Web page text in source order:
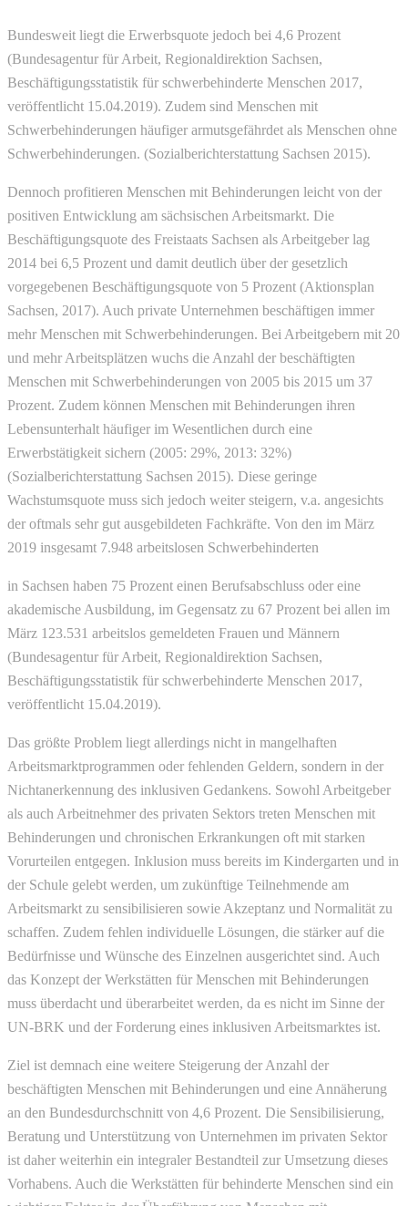
Bundesweit liegt die Erwerbsquote jedoch bei 4,6 Prozent
(Bundesagentur für Arbeit, Regionaldirektion Sachsen,
Beschäftigungsstatistik für schwerbehinderte Menschen 2017,
veröffentlicht 15.04.2019). Zudem sind Menschen mit
Schwerbehinderungen häufiger armutsgefährdet als Menschen ohne
Schwerbehinderungen. (Sozialberichterstattung Sachsen 2015).
Dennoch profitieren Menschen mit Behinderungen leicht von der
positiven Entwicklung am sächsischen Arbeitsmarkt. Die
Beschäftigungsquote des Freistaats Sachsen als Arbeitgeber lag
2014 bei 6,5 Prozent und damit deutlich über der gesetzlich
vorgegebenen Beschäftigungsquote von 5 Prozent (Aktionsplan
Sachsen, 2017). Auch private Unternehmen beschäftigen immer
mehr Menschen mit Schwerbehinderungen. Bei Arbeitgebern mit 20
und mehr Arbeitsplätzen wuchs die Anzahl der beschäftigten
Menschen mit Schwerbehinderungen von 2005 bis 2015 um 37
Prozent. Zudem können Menschen mit Behinderungen ihren
Lebensunterhalt häufiger im Wesentlichen durch eine
Erwerbstätigkeit sichern (2005: 29%, 2013: 32%)
(Sozialberichterstattung Sachsen 2015). Diese geringe
Wachstumsquote muss sich jedoch weiter steigern, v.a. angesichts
der oftmals sehr gut ausgebildeten Fachkräfte. Von den im März
2019 insgesamt 7.948 arbeitslosen Schwerbehinderten
in Sachsen haben 75 Prozent einen Berufsabschluss oder eine
akademische Ausbildung, im Gegensatz zu 67 Prozent bei allen im
März 123.531 arbeitslos gemeldeten Frauen und Männern
(Bundesagentur für Arbeit, Regionaldirektion Sachsen,
Beschäftigungsstatistik für schwerbehinderte Menschen 2017,
veröffentlicht 15.04.2019).
Das größte Problem liegt allerdings nicht in mangelhaften
Arbeitsmarktprogrammen oder fehlenden Geldern, sondern in der
Nichtanerkennung des inklusiven Gedankens. Sowohl Arbeitgeber
als auch Arbeitnehmer des privaten Sektors treten Menschen mit
Behinderungen und chronischen Erkrankungen oft mit starken
Vorurteilen entgegen. Inklusion muss bereits im Kindergarten und in
der Schule gelebt werden, um zukünftige Teilnehmende am
Arbeitsmarkt zu sensibilisieren sowie Akzeptanz und Normalität zu
schaffen. Zudem fehlen individuelle Lösungen, die stärker auf die
Bedürfnisse und Wünsche des Einzelnen ausgerichtet sind. Auch
das Konzept der Werkstätten für Menschen mit Behinderungen
muss überdacht und überarbeitet werden, da es nicht im Sinne der
UN-BRK und der Forderung eines inklusiven Arbeitsmarktes ist.
Ziel ist demnach eine weitere Steigerung der Anzahl der
beschäftigten Menschen mit Behinderungen und eine Annäherung
an den Bundesdurchschnitt von 4,6 Prozent. Die Sensibilisierung,
Beratung und Unterstützung von Unternehmen im privaten Sektor
ist daher weiterhin ein integraler Bestandteil zur Umsetzung dieses
Vorhabens. Auch die Werkstätten für behinderte Menschen sind ein